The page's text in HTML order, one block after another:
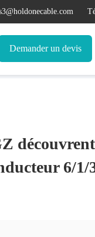
Demander un devis
6/